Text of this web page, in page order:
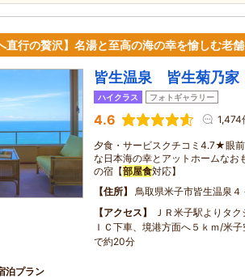
直行の贅沢】名湯と至高の海の幸を愉しむ老
皆生温泉 皆生菊乃家
ハイクラス フォトギャラリー
4.6 1,474
夕食・サービスクチコミ4.7★眼
な日本海の幸とアットホームなお
の宿【部屋食対応】
住所
鳥取県米子市皆生温泉４
アクセス
ＪＲ米子駅よりタ
ＩＣ下車、境港方面へ５ｋｍ/米
で約20分
泊プラン